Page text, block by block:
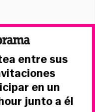
entre sus
en un
junto a él